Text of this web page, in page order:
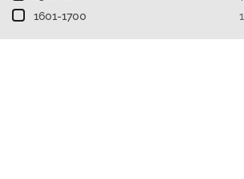
1601-1700
1